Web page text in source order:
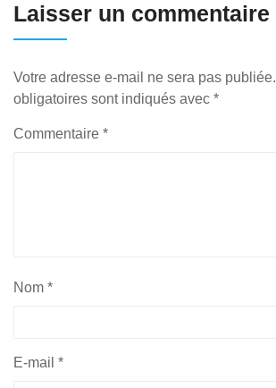
Laisser un commentaire
Votre adresse e-mail ne sera pas publiée.
obligatoires sont indiqués avec *
Commentaire *
Nom *
E-mail *